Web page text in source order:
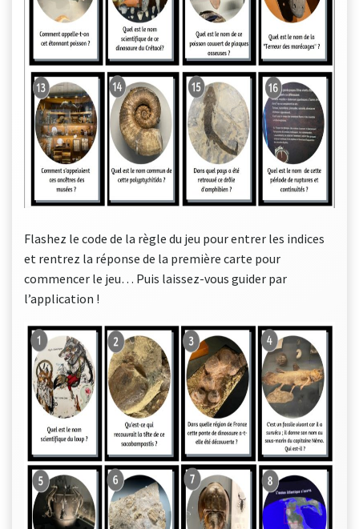
Flashez le code de la règle du jeu pour entrer les indices
et rentrez la réponse de la première carte pour
commencer le jeu… Puis laissez-vous guider par
l’application !